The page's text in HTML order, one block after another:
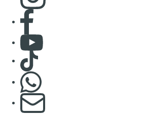
Publicité
Offres d'emploi
Contact
Mentions légales
Politique de cookies (UE)
Gérer les cookies